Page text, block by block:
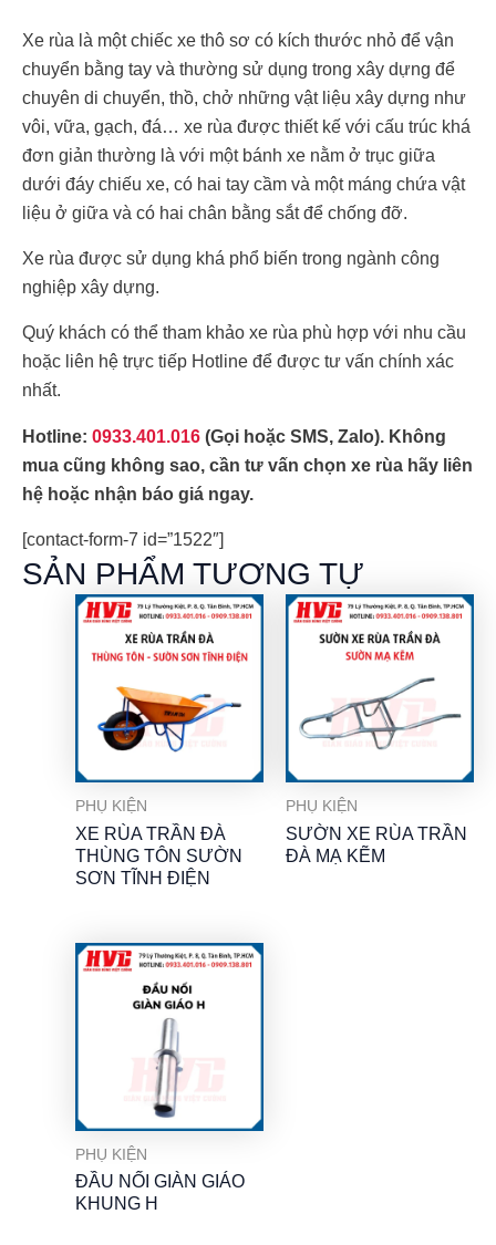
Xe rùa là một chiếc xe thô sơ có kích thước nhỏ để vận
chuyển bằng tay và thường sử dụng trong xây dựng để
chuyên di chuyển, thồ, chở những vật liệu xây dựng như
vôi, vữa, gạch, đá… xe rùa được thiết kế với cấu trúc khá
đơn giản thường là với một bánh xe nằm ở trục giữa
dưới đáy chiếu xe, có hai tay cầm và một máng chứa vật
liệu ở giữa và có hai chân bằng sắt để chống đỡ.
Xe rùa được sử dụng khá phổ biến trong ngành công
nghiệp xây dựng.
Quý khách có thể tham khảo xe rùa phù hợp với nhu cầu
hoặc liên hệ trực tiếp Hotline để được tư vấn chính xác
nhất.
Hotline: 0933.401.016 (Gọi hoặc SMS, Zalo). Không
mua cũng không sao, cần tư vấn chọn xe rùa hãy liên
hệ hoặc nhận báo giá ngay.
[contact-form-7 id=”1522″]
SẢN PHẨM TƯƠNG TỰ
PHỤ KIỆN
XE RÙA TRẦN ĐÀ
THÙNG TÔN SƯỜN
SƠN TĨNH ĐIỆN
PHỤ KIỆN
SƯỜN XE RÙA TRẦN
ĐÀ MẠ KẼM
PHỤ KIỆN
ĐẦU NỐI GIÀN GIÁO
KHUNG H